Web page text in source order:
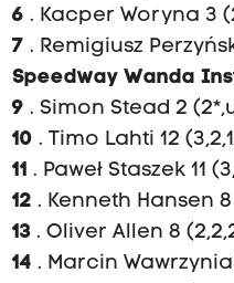
6 . Kacper Woryna 3
7 . Remigiusz
Speedway Wanda
9 . Simon Stead 2
10 . Timo Lahti 12
11 . Paweł Staszek 11
12 . Kenneth Hansen 8
13. Oliver Allen 8
14 . Marcin